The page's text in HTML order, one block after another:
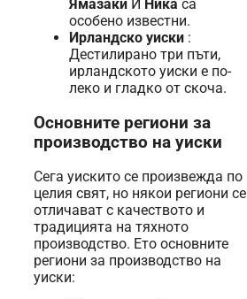
Ямазаки И Ника са
особено известни.
Ирландско уиски :
Дестилирано три пъти,
ирландското уиски е по-
леко и гладко от скоча.
Основните региони за
производство на уиски
Сега уискито се произвежда по
целия свят, но някои региони се
отличават с качеството и
традицията на тяхното
производство. Ето основните
региони за производство на
уиски: